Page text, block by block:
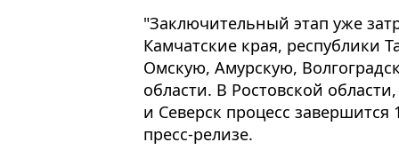
"Заключительный этап уже
Камчатские края, республики
Омскую, Амурскую,
области. В Ростовской
и Северск процесс завершится
пресс-релизе.